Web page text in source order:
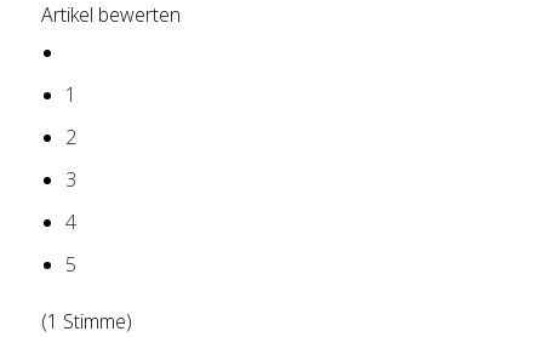
Artikel bewerten
1
2
3
4
5
(1 Stimme)